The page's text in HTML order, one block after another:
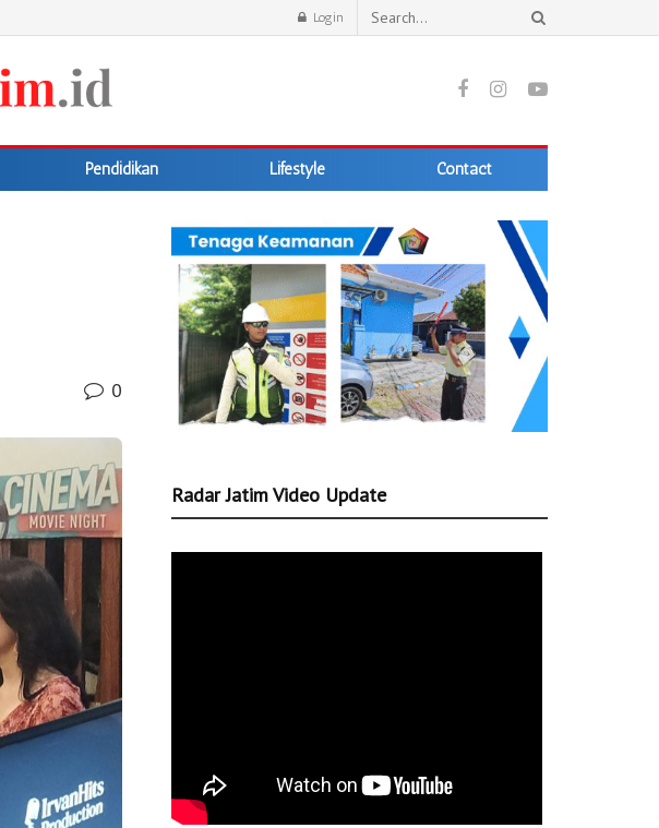
Login
Pendidikan Lifestyle Contact
0
Radar Jatim Video Update